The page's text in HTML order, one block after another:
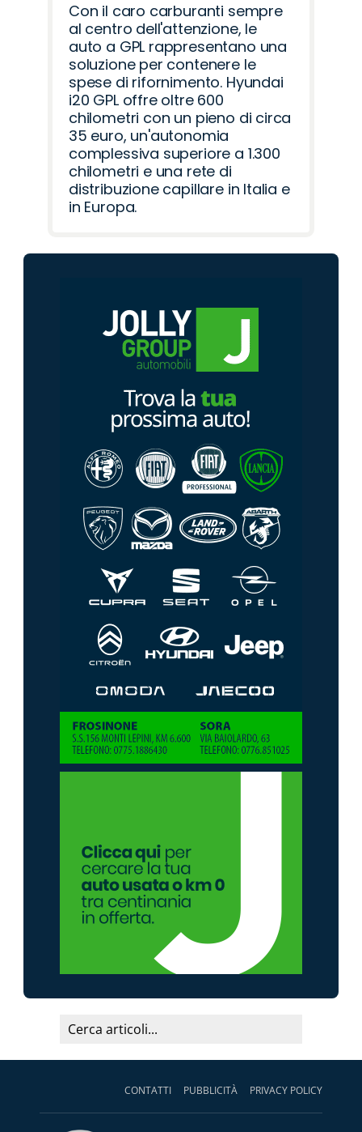
Con il caro carburanti sempre
al centro dell'attenzione, le
auto a GPL rappresentano una
soluzione per contenere le
spese di rifornimento. Hyundai
i20 GPL offre oltre 600
chilometri con un pieno di circa
35 euro, un'autonomia
complessiva superiore a 1.300
chilometri e una rete di
distribuzione capillare in Italia e
in Europa.
CONTATTI PUBBLICITÀ PRIVACY POLICY